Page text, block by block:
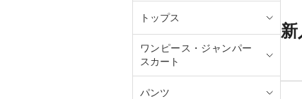
トップス
ワンピース・ジャンパー
スカート
パンツ
新